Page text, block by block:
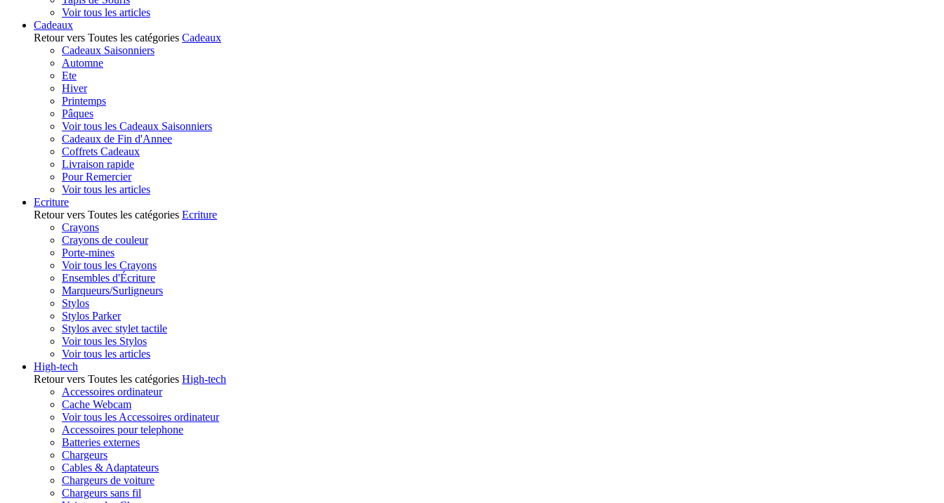
Voir tous les articles
Cadeaux
Retour vers Toutes les catégories Cadeaux
Cadeaux Saisonniers
Automne
Ete
Hiver
Printemps
Pâques
Voir tous les Cadeaux Saisonniers
Cadeaux de Fin d'Annee
Coffrets Cadeaux
Livraison rapide
Pour Remercier
Voir tous les articles
Ecriture
Retour vers Toutes les catégories Ecriture
Crayons
Crayons de couleur
Porte-mines
Voir tous les Crayons
Ensembles d'Écriture
Marqueurs/Surligneurs
Stylos
Stylos Parker
Stylos avec stylet tactile
Voir tous les Stylos
Voir tous les articles
High-tech
Retour vers Toutes les catégories High-tech
Accessoires ordinateur
Cache Webcam
Voir tous les Accessoires ordinateur
Accessoires pour telephone
Batteries externes
Chargeurs
Cables & Adaptateurs
Chargeurs de voiture
Chargeurs sans fil